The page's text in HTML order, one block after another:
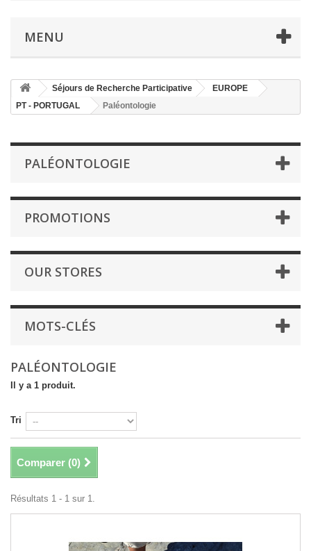
MENU
Séjours de Recherche Participative
EUROPE
PT - PORTUGAL
Paléontologie
PALÉONTOLOGIE
PROMOTIONS
OUR STORES
MOTS-CLÉS
PALÉONTOLOGIE
Il y a 1 produit.
Tri
Comparer (0)
Résultats 1 - 1 sur 1.